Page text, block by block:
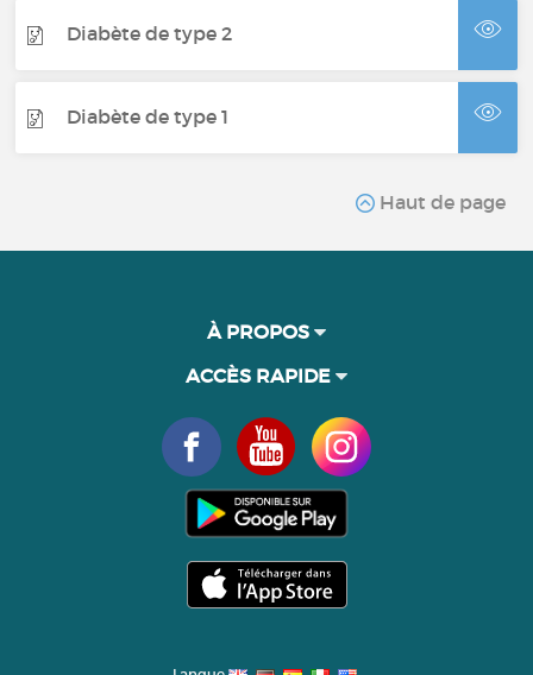
Diabète de type 2
Diabète de type 1
Haut de page
À PROPOS
ACCÈS RAPIDE